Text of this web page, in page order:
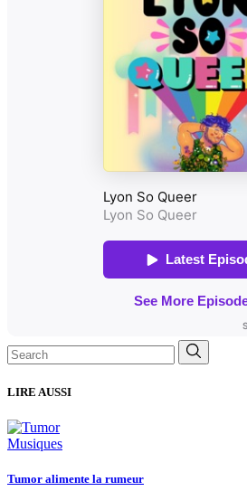
Search
for:
LIRE AUSSI
Musiques
Tumor alimente la rumeur